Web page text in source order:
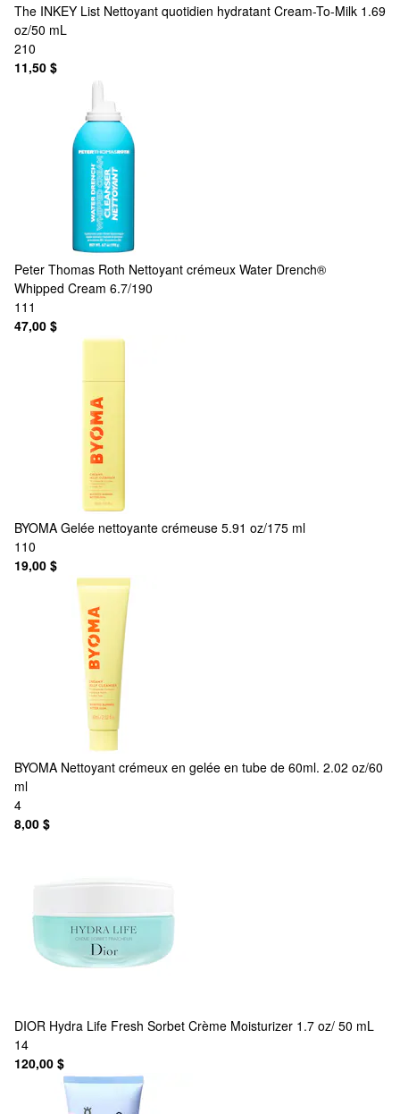
The INKEY List Nettoyant quotidien hydratant Cream-To-Milk 1.69
oz/50 mL
210
11,50 $
Peter Thomas Roth Nettoyant crémeux Water Drench®
Whipped Cream 6.7/190
111
47,00 $
BYOMA Gelée nettoyante crémeuse 5.91 oz/175 ml
110
19,00 $
BYOMA Nettoyant crémeux en gelée en tube de 60ml. 2.02 oz/60
ml
4
8,00 $
DIOR Hydra Life Fresh Sorbet Crème Moisturizer 1.7 oz/ 50 mL
14
120,00 $